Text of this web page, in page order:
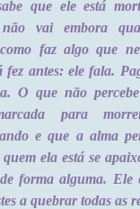
que ele está
não vai embora
faz algo que
fez antes: ele fala.
O que não
para
e que a alma
ela está se
forma alguma. Ele
a quebrar todas as